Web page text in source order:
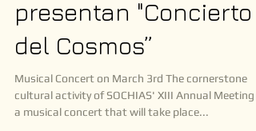
Sociedad Chilena de
Astronomía, SOCHIAS
presentan "Concierto
del Cosmos”